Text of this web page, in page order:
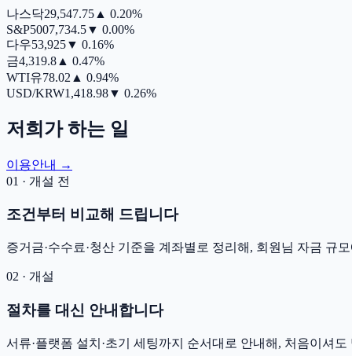
나스닥29,547.75 ▲ 0.20%
S&P5007,734.5▼ 0.00%
다우53,925▼ 0.16%
금4,319.8 ▲ 0.47%
WTI유78.02 ▲ 0.94%
USD/KRW1,418.98▼ 0.26%
저희가 하는 일
이용안내 →
01 · 개설 전
조건부터 비교해 드립니다
증거금·수수료·청산 기준을 계좌별로 정리해, 회원님 자금 규
02 · 개설
절차를 대신 안내합니다
서류·플랫폼 설치·초기 세팅까지 순서대로 안내해, 처음이셔